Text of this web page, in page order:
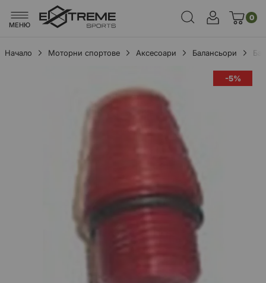
МЕНЮ
0
Начало Моторни спортове Аксесоари Балансьори
-5%